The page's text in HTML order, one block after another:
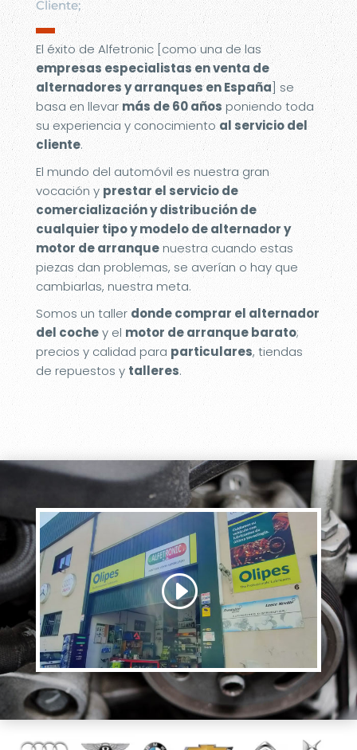
Cliente;
▬
El éxito de Alfetronic [como una de las
empresas especialistas en venta de
alternadores y arranques en España] se
basa en llevarmás de 60 añosponiendo toda
su experiencia y conocimiento al servicio del
cliente.
El mundo del automóvil es nuestra gran
vocación yprestar el servicio de
comercialización y distribución de
cualquier tipo y modelo de alternador y
motor de arranquenuestra cuando estas
piezas dan problemas, se averían o hay que
cambiarlas, nuestra meta.
Somos un taller donde comprar el alternador
del cochey el motor de arranque barato;
precios y calidad para particulares, tiendas
de repuestos y talleres.